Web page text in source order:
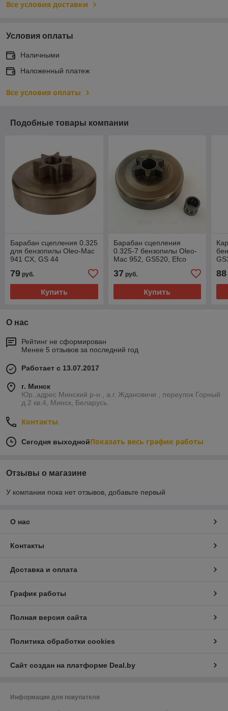
Все условия доставки
Условия оплаты
Наличными
Наложенный платеж
Все условия оплаты
Подобные товары компании
Барабан сцепления 0.325
для бензопилы Oleo-Mac
941 CX, GS 44
79 руб.
Купить
Барабан сцепления
0.325-7 бензопилы Oleo-
Mac 952, GS520, Efco
венцом (50080023,
111178X)
37 руб.
Купить
88
О нас
Рейтинг не сформирован
Менее 5 отзывов за последний год
Работает с 13.07.2017
г. Минск
Юр.,адрес Минский р-н , а.г. Ждановичи , переулок Горный
д.2 кв.4, Минск, Беларусь
Контакты
Сегодня выходнойПоказать весь график работы
Отзывы о магазине
У компании пока нет отзывов, добавьте первый
О нас
Контакты
Доставка и оплата
График работы
Полная версия сайта
Политика обработки cookies
Сайт создан на платформе Deal.by
Информация для покупателя